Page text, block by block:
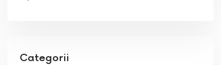
Categorii